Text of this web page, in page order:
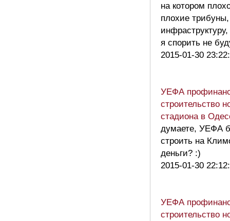
на котором
плохие
я спорить не
2015-01-30
УЕФА
строительство
стадиона в
думаете, УЕФА
строить на
деньги? :)
2015-01-30
УЕФА
строительство